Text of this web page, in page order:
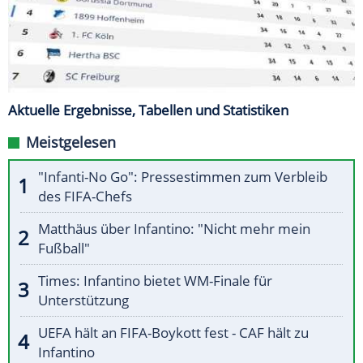
Aktuelle Ergebnisse, Tabellen und Statistiken
Meistgelesen
"Infanti-No Go": Pressestimmen zum Verbleib
des FIFA-Chefs
Matthäus über Infantino: "Nicht mehr mein
Fußball"
Times: Infantino bietet WM-Finale für
Unterstützung
UEFA hält an FIFA-Boykott fest - CAF hält zu
Infantino